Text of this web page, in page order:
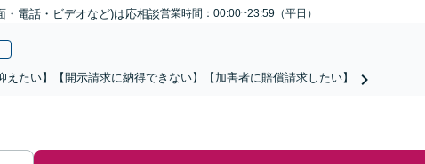
・電話・ビデオなど)は応相談営業時間：00:00~23:59（平日）
えたい】【開示請求に納得できない】【加害者に賠償請求したい】